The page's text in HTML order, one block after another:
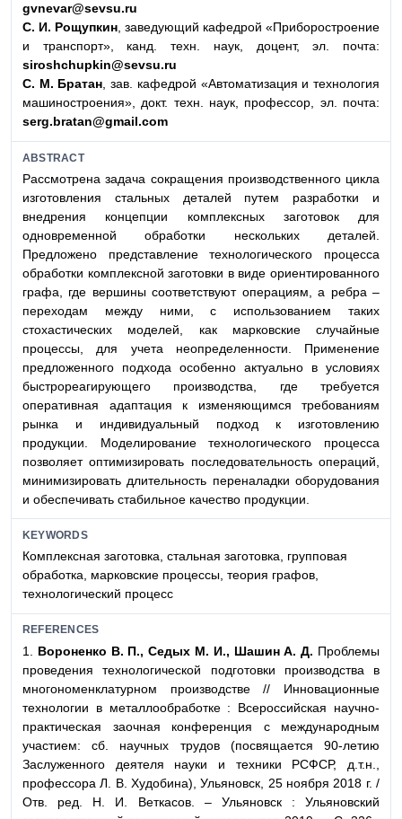
gvnevar@sevsu.ru
С. И. Рощупкин, заведующий кафедрой «Приборостроение
и транспорт», канд. техн. наук, доцент, эл. почта:
siroshchupkin@sevsu.ru
С. М. Братан, зав. кафедрой «Автоматизация и технология
машиностроения», докт. техн. наук, профессор, эл. почта:
serg.bratan@gmail.com
ABSTRACT
Рассмотрена задача сокращения производственного цикла
изготовления стальных деталей путем разработки и
внедрения концепции комплексных заготовок для
одновременной обработки нескольких деталей.
Предложено представление технологического процесса
обработки комплексной заготовки в виде ориентированного
графа, где вершины соответствуют операциям, а ребра –
переходам между ними, с использованием таких
стохастических моделей, как марковские случайные
процессы, для учета неопределенности. Применение
предложенного подхода особенно актуально в условиях
быстрореагирующего производства, где требуется
оперативная адаптация к изменяющимся требованиям
рынка и индивидуальный подход к изготовлению
продукции. Моделирование технологического процесса
позволяет оптимизировать последовательность операций,
минимизировать длительность переналадки оборудования
и обеспечивать стабильное качество продукции.
KEYWORDS
Комплексная заготовка, стальная заготовка, групповая
обработка, марковские процессы, теория графов,
технологический процесс
REFERENCES
1. Вороненко В. П., Седых М. И., Шашин А. Д. Проблемы
проведения технологической подготовки производства в
многономенклатурном производстве // Инновационные
технологии в металлообработке : Всероссийская научно-
практическая заочная конференция с международным
участием: сб. научных трудов (посвящается 90-летию
Заслуженного деятеля науки и техники РСФСР, д.т.н.,
профессора Л. В. Худобина), Ульяновск, 25 ноября 2018 г. /
Отв. ред. Н. И. Веткасов. – Ульяновск : Ульяновский